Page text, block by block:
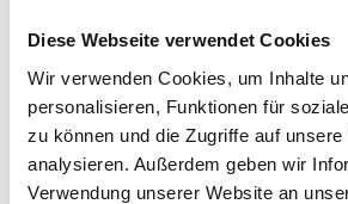
Diese Webseite verwendet Cookies
Wir verwenden Cookies, um Inhalte
personalisieren, Funktionen für
zu können und die Zugriffe auf
analysieren. Außerdem geben wir
Verwendung unserer Website an
an sehr präsent und gingen auch
Führung in die Halbzeit. Am Ende
Schlussphase eine geschlossene
und über das ganze Spiel gesehen
Und mit dem Erfolg konnten wir